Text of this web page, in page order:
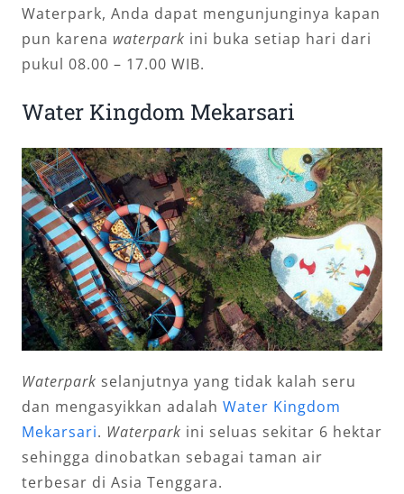
Waterpark, Anda dapat mengunjunginya kapan
pun karena waterpark ini buka setiap hari dari
pukul 08.00 – 17.00 WIB.
Water Kingdom Mekarsari
Waterpark selanjutnya yang tidak kalah seru
dan mengasyikkan adalah Water Kingdom
Mekarsari. Waterpark ini seluas sekitar 6 hektar
sehingga dinobatkan sebagai taman air
terbesar di Asia Tenggara.